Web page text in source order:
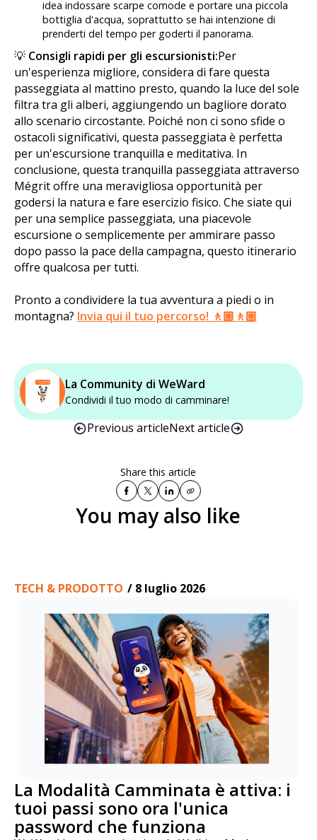
idea indossare scarpe comode e portare una piccola
bottiglia d'acqua, soprattutto se hai intenzione di
prenderti del tempo per goderti il panorama.
💡 Consigli rapidi per gli escursionisti:Per
un'esperienza migliore, considera di fare questa
passeggiata al mattino presto, quando la luce del sole
filtra tra gli alberi, aggiungendo un bagliore dorato
allo scenario circostante. Poiché non ci sono sfide o
ostacoli significativi, questa passeggiata è perfetta
per un'escursione tranquilla e meditativa. In
conclusione, questa tranquilla passeggiata attraverso
Mégrit offre una meravigliosa opportunità per
godersi la natura e fare esercizio fisico. Che siate qui
per una semplice passeggiata, una piacevole
escursione o semplicemente per ammirare passo
dopo passo la pace della campagna, questo itinerario
offre qualcosa per tutti.
Pronto a condividere la tua avventura a piedi o in
montagna? Invia qui il tuo percorso! 🚶🏼🚶🏼
La Community di WeWard
Condividi il tuo modo di camminare!
Previous articleNext article
Share this article
You may also like
TECH & PRODOTTO / 8 luglio 2026
La Modalità Camminata è attiva: i
tuoi passi sono ora l'unica
password che funziona